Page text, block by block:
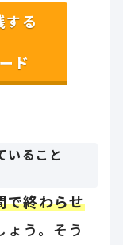
する
ド
いること
で終わらせ
ょう。そう